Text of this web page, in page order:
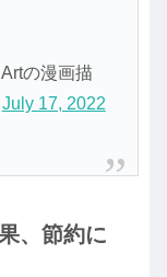
の漫画描
July 17, 2022
、節約に